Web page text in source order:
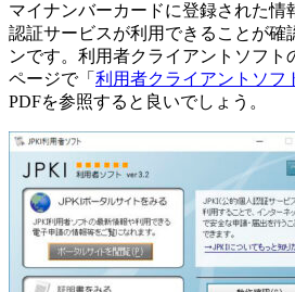
マイナンバーカードに登録された情
認証サービスが利用できることが確
ンです。利用者クライアントソフト
ページで「 利用者クライアントソフ
PDFを参照すると良いでしょう。